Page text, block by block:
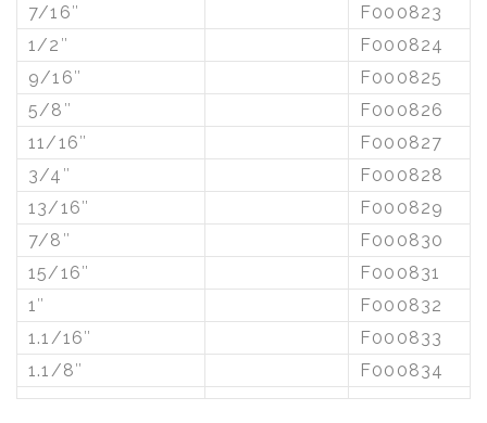
7/16″
F000823
1/2″
F000824
9/16″
F000825
5/8″
F000826
11/16″
F000827
3/4″
F000828
13/16″
F000829
7/8″
F000830
15/16″
F000831
1″
F000832
1.1/16″
F000833
1.1/8″
F000834